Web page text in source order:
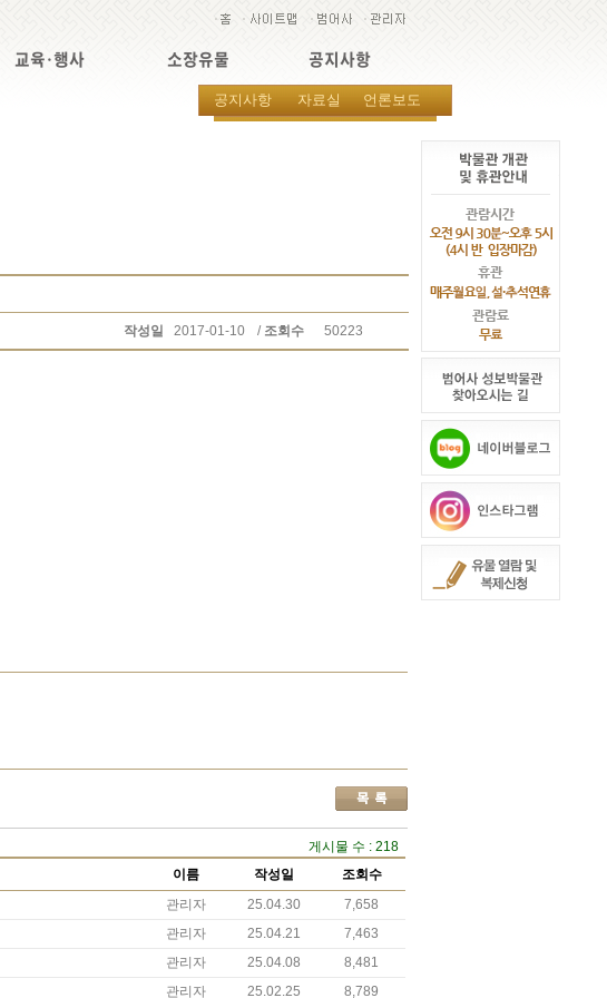
교육·행사 소장유물 공지사항
공지사항 자료실 언론보도
작성일 2017-01-10 / 조회수 50223
게시물 수 : 218
이름 작성일
조회수
관리자 25.04.30
7,658
관리자 25.04.21
7,463
관리자 25.04.08
8,481
관리자 25.02.25 8,789